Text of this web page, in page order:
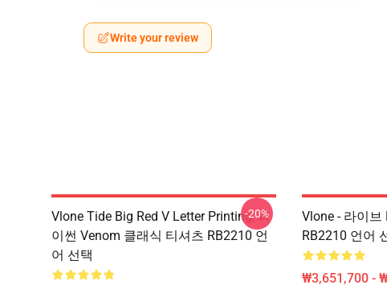
Write your review
Vlone Tide Big Red V Letter Printing, 파
이썬 Venom 클래식 티셔츠 RB2210 언
어 선택
-20%
Vlone - 라이
RB2210 언어
₩3,651,700 -